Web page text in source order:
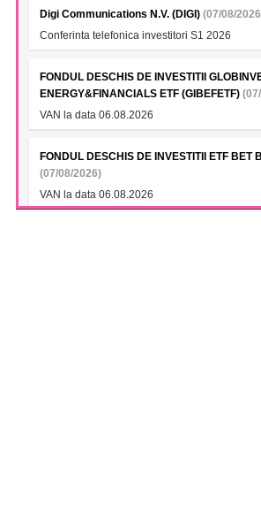
Digi Communications N.V. (DIGI) (07/08/
Conferinta telefonica investitori S1 2026
FONDUL DESCHIS DE INVESTITII
ENERGY&FINANCIALS ETF (GIBEFETF)
VAN la data 06.08.2026
FONDUL DESCHIS DE INVESTITII ETF BET
(07/08/2026)
VAN la data 06.08.2026